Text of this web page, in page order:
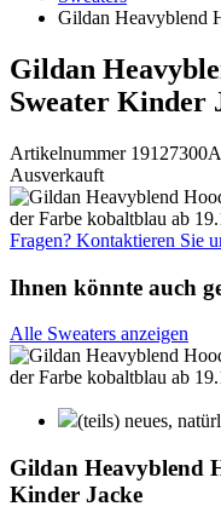
Gildan Heavyblend
Gildan
Sweater Kinder
Artikelnummer 19127300
Ausverkauft
Fragen? Kontaktieren Sie
Ihnen könnte auch
Alle Sweaters anzeigen
(teils) neues,
Gildan Heavyblend
Kinder Jacke